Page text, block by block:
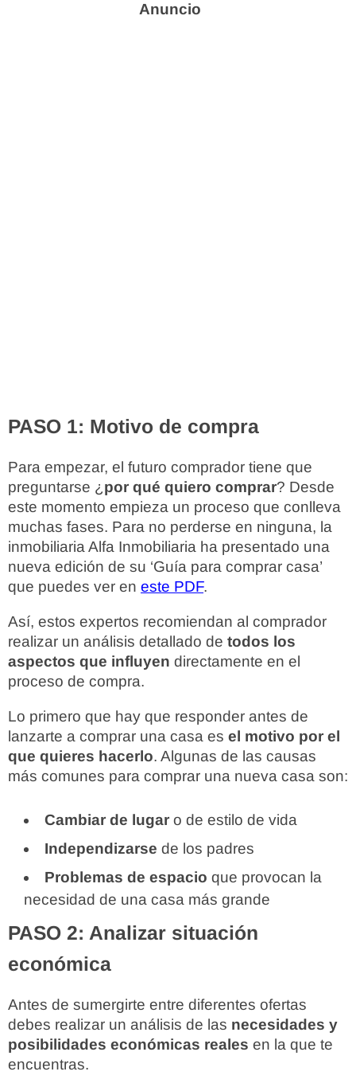
PASO 1: Motivo de compra
Para empezar, el futuro comprador tiene que
preguntarse ¿ por qué quiero comprar? Desde
este momento empieza un proceso que conlleva
muchas fases. Para no perderse en ninguna, la
inmobiliaria Alfa Inmobiliaria ha presentado una
nueva edición de su ‘Guía para comprar casa’
que puedes ver en este PDF.
Así, estos expertos recomiendan al comprador
realizar un análisis detallado de todos los
aspectos que influyen directamente en el
proceso de compra.
Lo primero que hay que responder antes de
lanzarte a comprar una casa es el motivo por el
que quieres hacerlo. Algunas de las causas
más comunes para comprar una nueva casa son:
Cambiar de lugar o de estilo de vida
Independizarse de los padres
Problemas de espacio que provocan la
necesidad de una casa más grande
PASO 2: Analizar situación
económica
Antes de sumergirte entre diferentes ofertas
debes realizar un análisis de las necesidades y
posibilidades económicas reales en la que te
encuentras.